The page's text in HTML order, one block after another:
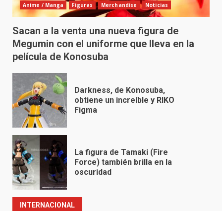
Anime / Manga Figuras Merchandise Noticias
Sacan a la venta una nueva figura de
Megumin con el uniforme que lleva en la
película de Konosuba
Darkness, de Konosuba,
obtiene un increíble y RIKO
Figma
La figura de Tamaki (Fire
Force) también brilla en la
oscuridad
INTERNACIONAL